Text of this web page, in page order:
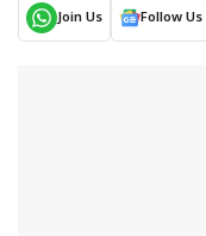
Join Us
Follow Us